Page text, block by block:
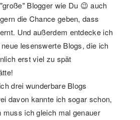
Blogger wie Du 😉 auch
die Chance geben, dass
Und außerdem entdecke ich
lesenswerte Blogs, die ich
erst viel zu spät
drei wunderbare Blogs
davon kannte ich sogar schon,
muss ich gleich mal genauer